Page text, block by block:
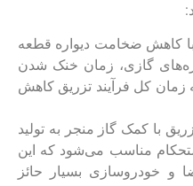
با کاهش ضخامت دیواره قطعه
گازی، زمان خنک شدن
زمان کل فرآیند تزریق کاهش
با کمک گاز منجر به تولید
مناسب می‌شود که این
و خودروسازی بسیار حائز